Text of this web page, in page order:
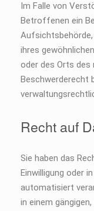
Im Falle von
Betroffenen ein
ihres
oder des Orts des
Beschwerderecht
Recht auf
Sie haben das
Einwilligung oder
automatisiert
in einem